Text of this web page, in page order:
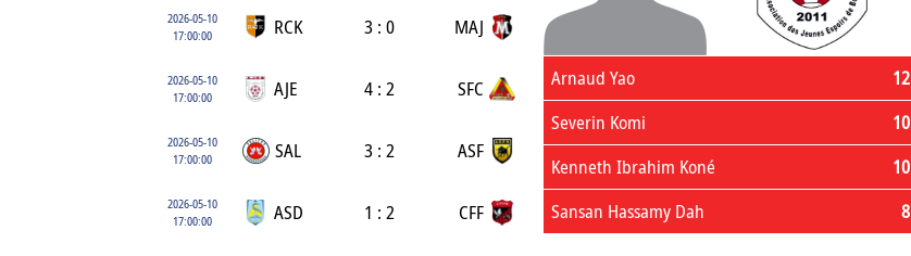
2026-05-10
17:00:00
RCK 3 : 0 MAJ
2026-05-10
17:00:00
AJE 4 : 2 SFC
2026-05-10
17:00:00
SAL 3 : 2 ASF
2026-05-10
17:00:00
ASD 1 : 2 CFF
12
Arnaud Yao
10
Severin Komi
10
Kenneth Ibrahim Koné
8
Sansan Hassamy Dah